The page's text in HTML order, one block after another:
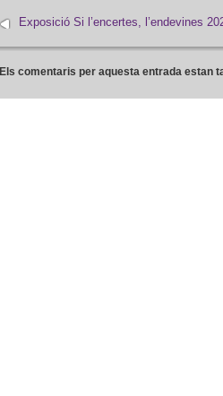
Exposició Si l’encertes, l’endevines
Els comentaris per aquesta entrada estan